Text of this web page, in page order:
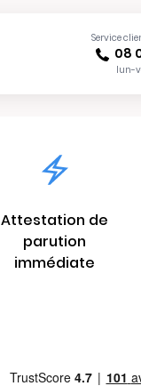
Service
08
lun-
Attestation de
parution
immédiate